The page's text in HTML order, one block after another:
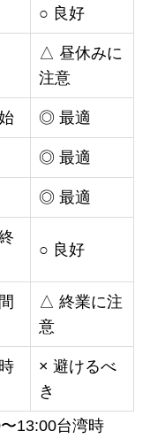
○ 良好
△ 昼休みに
注意
◎ 最適
◎ 最適
◎ 最適
○ 良好
△ 終業に注
意
× 避けるべ
き
13:00台湾時